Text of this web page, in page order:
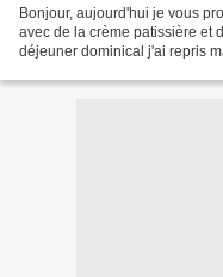
Bonjour, aujourd'hui je vous
avec de la crème patissière et
déjeuner dominical j'ai repris